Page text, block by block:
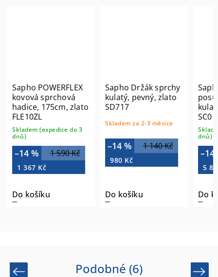
Sapho POWERFLEX
kovová sprchová
hadice, 175cm, zlato
FLE10ZL
Skladem (expedice do 3
dnů)
1 590 Kč
–14 %
1 367 Kč
Do košíku
Sapho Držák sprchy
kulatý, pevný, zlato
SD717
Skladem za 2-3 měsíce
1 140 Kč
–14 %
980 Kč
Do košíku
dnů)
–14
5
Do
Podobné (6)
Previous Next